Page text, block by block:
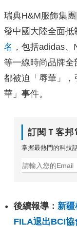
瑞典H&M服飾集
發中國大陸全面抵
名 ，包括adidas
等一線時尚品牌
都被迫「辱華」
華」事件。
訂閱Ｔ客邦
掌握最熱門的科技
後續報導： 新疆
FILA退出BCI協